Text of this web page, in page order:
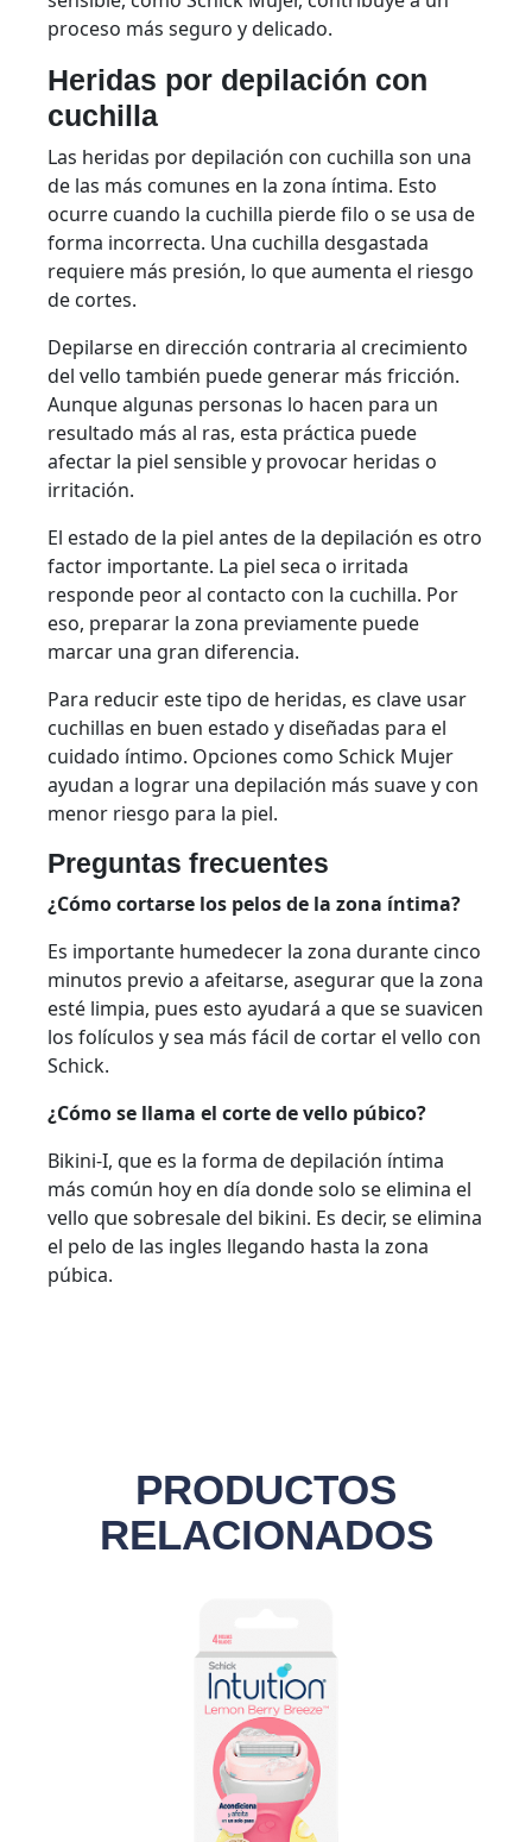
proceso más seguro y delicado.
Heridas por depilación con
cuchilla
Las heridas por depilación con cuchilla son una
de las más comunes en la zona íntima. Esto
ocurre cuando la cuchilla pierde filo o se usa de
forma incorrecta. Una cuchilla desgastada
requiere más presión, lo que aumenta el riesgo
de cortes.
Depilarse en dirección contraria al crecimiento
del vello también puede generar más fricción.
Aunque algunas personas lo hacen para un
resultado más al ras, esta práctica puede
afectar la piel sensible y provocar heridas o
irritación.
El estado de la piel antes de la depilación es otro
factor importante. La piel seca o irritada
responde peor al contacto con la cuchilla. Por
eso, preparar la zona previamente puede
marcar una gran diferencia.
Para reducir este tipo de heridas, es clave usar
cuchillas en buen estado y diseñadas para el
cuidado íntimo. Opciones como Schick Mujer
ayudan a lograr una depilación más suave y con
menor riesgo para la piel.
Preguntas frecuentes
¿Cómo cortarse los pelos de la zona íntima?
Es importante humedecer la zona durante cinco
minutos previo a afeitarse, asegurar que la zona
esté limpia, pues esto ayudará a que se suavicen
los folículos y sea más fácil de cortar el vello con
Schick.
¿Cómo se llama el corte de vello púbico?
Bikini-I, que es la forma de depilación íntima
más común hoy en día donde solo se elimina el
vello que sobresale del bikini. Es decir, se elimina
el pelo de las ingles llegando hasta la zona
púbica.
PRODUCTOS
RELACIONADOS